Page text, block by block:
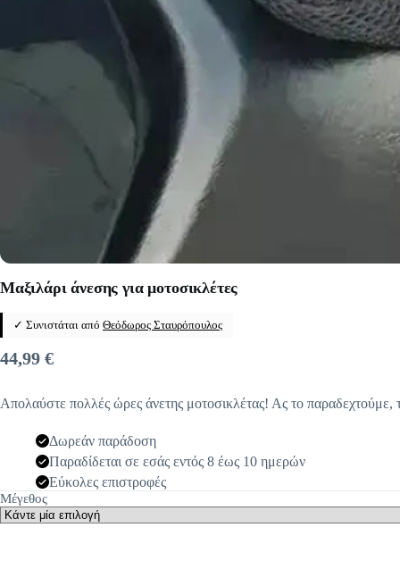
Μαξιλάρι άνεσης για μοτοσικλέτες
✓ Συνιστάται από Θεόδωρος Σταυρόπουλος
44,99 €
Απολαύστε πολλές ώρες άνετης μοτοσικλέτας! Ας το
Δωρεάν παράδοση
Παραδίδεται σε εσάς εντός 8 έως 10 ημερών
Εύκολες επιστροφές
Μέγεθος